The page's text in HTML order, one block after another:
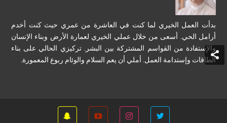
بدأت العمل الخيري لما كنت في العاشرة من عمري حيث كنت أخدم
أرامل الحي. أسعى من خلال عملي الخيري لعمارة الأرض وبناء الإنسان
والإستفادة من القواسم المشتركة بين البشر. تركيزي الحالي على بناء
الطاقات وإستدامة العمل. أملي أن يعم السلام والوئام ربوع المعمورة.